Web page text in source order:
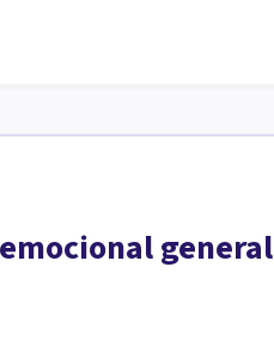
general